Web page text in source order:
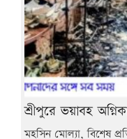
শ্রীপুরে ভয়াবহ
মহসিন মোল্যা, বিশেষ